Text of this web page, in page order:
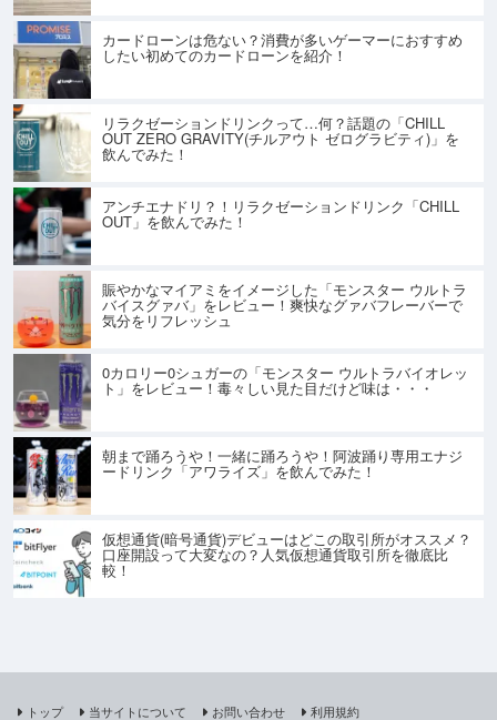
カードローンは危ない？消費が多いゲーマーにおすすめ
したい初めてのカードローンを紹介！
リラクゼーションドリンクって…何？話題の「CHILL
OUT ZERO GRAVITY(チルアウト ゼログラビティ)」を
飲んでみた！
アンチエナドリ？！リラクゼーションドリンク「CHILL
OUT」を飲んでみた！
賑やかなマイアミをイメージした「モンスター ウルトラ
バイスグァバ」をレビュー！爽快なグァバフレーバーで
気分をリフレッシュ
0カロリー0シュガーの「モンスター ウルトラバイオレッ
ト」をレビュー！毒々しい見た目だけど味は・・・
朝まで踊ろうや！一緒に踊ろうや！阿波踊り専用エナジ
ードリンク「アワライズ」を飲んでみた！
仮想通貨(暗号通貨)デビューはどこの取引所がオススメ？
口座開設って大変なの？人気仮想通貨取引所を徹底比
較！
トップ 当サイトについて お問い合わせ 利用規約